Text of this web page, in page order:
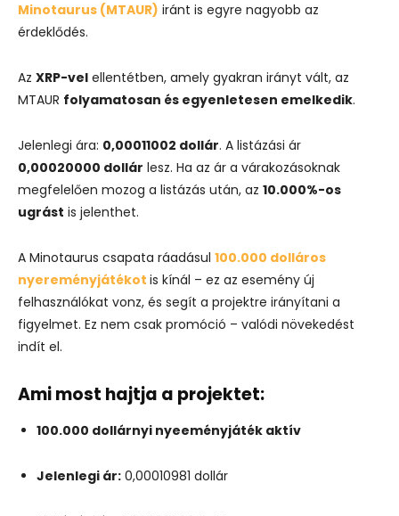
Minotaurus (MTAUR) iránt is egyre nagyobb az
érdeklődés.
Az XRP-vel ellentétben, amely gyakran irányt vált, az
MTAUR folyamatosan és egyenletesen emelkedik.
Jelenlegi ára: 0,00011002 dollár. A listázási ár
0,00020000 dollár lesz. Ha az ár a várakozásoknak
megfelelően mozog a listázás után, az 10.000%-os
ugrást is jelenthet.
A Minotaurus csapata ráadásul 100.000 dolláros
nyereményjátékot is kínál – ez az esemény új
felhasználókat vonz, és segít a projektre irányítani a
figyelmet. Ez nem csak promóció – valódi növekedést
indít el.
Amimost hajtja a projektet:
100.000 dollárnyi nyeeményjáték aktív
Jelenlegi ár: 0,00010981 dollár